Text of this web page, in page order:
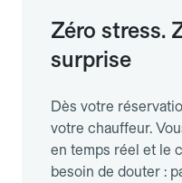
Zéro stress.
surprise
Dès votre
votre chauffeur.
en temps réel et le
besoin de douter :